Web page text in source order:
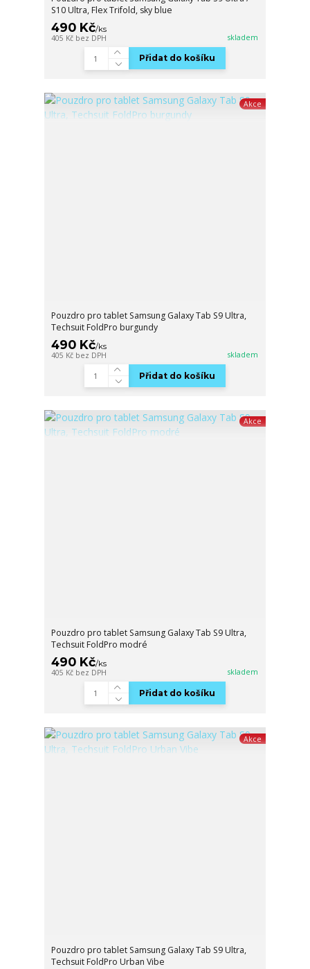
S10 Ultra, Flex Trifold, sky blue
490 Kč/ks
405 Kč bez DPH skladem
Přidat do košíku
Akce
Pouzdro pro tablet Samsung Galaxy Tab S9 Ultra,
Techsuit FoldPro burgundy
490 Kč/ks
405 Kč bez DPH skladem
Přidat do košíku
Akce
Pouzdro pro tablet Samsung Galaxy Tab S9 Ultra,
Techsuit FoldPro modré
490 Kč/ks
405 Kč bez DPH skladem
Přidat do košíku
Akce
Pouzdro pro tablet Samsung Galaxy Tab S9 Ultra,
Techsuit FoldPro Urban Vibe